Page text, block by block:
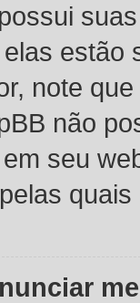
note
não
seu